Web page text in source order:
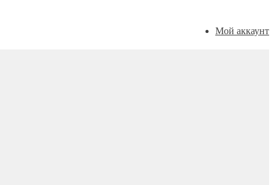
Мой аккаунт